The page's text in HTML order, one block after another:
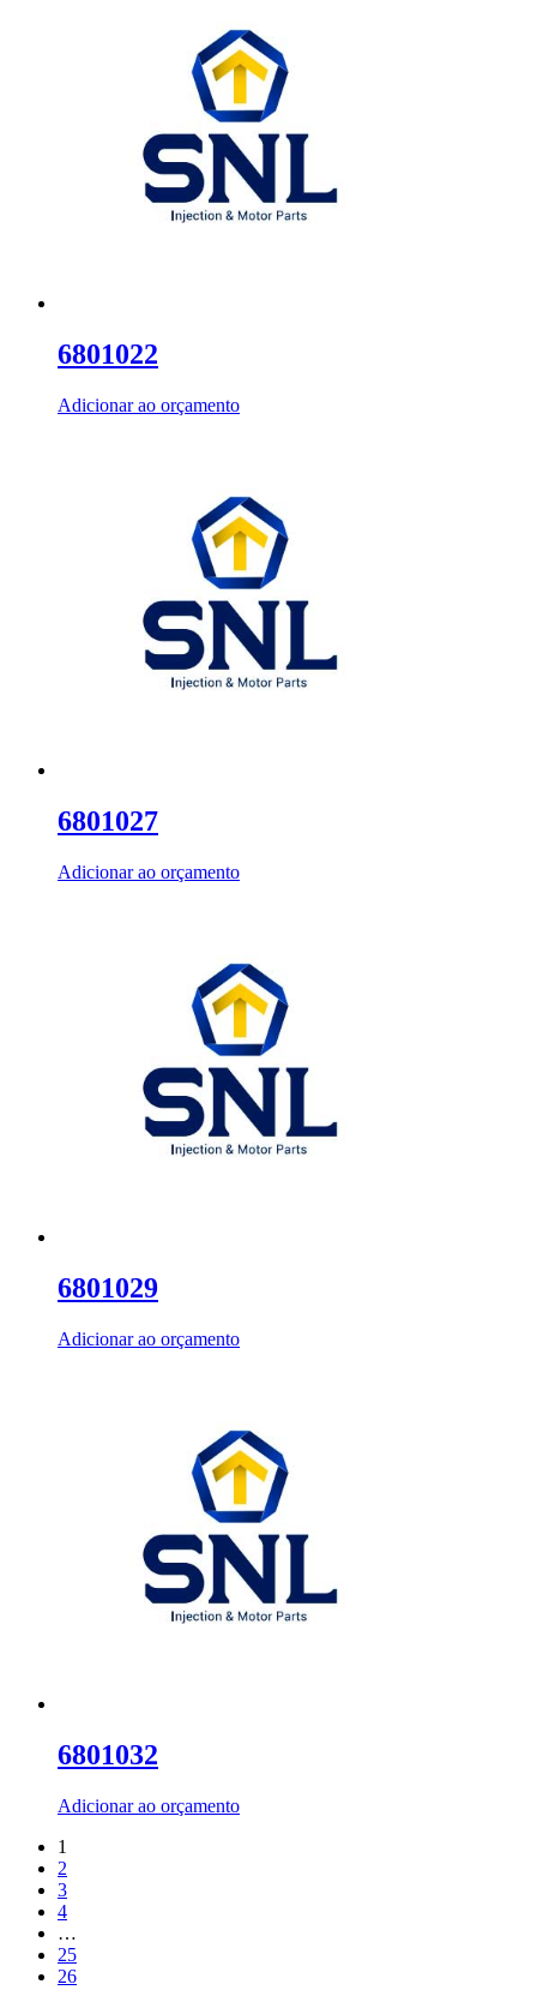
6801022
Adicionar ao orçamento
6801027
Adicionar ao orçamento
6801029
Adicionar ao orçamento
6801032
Adicionar ao orçamento
1
2
3
4
…
25
26